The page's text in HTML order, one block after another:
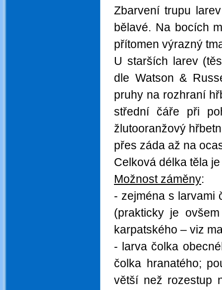
Zbarvení trupu
bělavé. Na bocích
přítomen výrazný
U starších larev
dle Watson &
pruhy na rozhraní
střední čáře při
žlutooranžový
přes záda až na
Celková délka těla
Možnost záměny:
- zejména s larvami
(prakticky je
karpatského – viz
- larva čolka
čolka hranatého;
větší než rozestup